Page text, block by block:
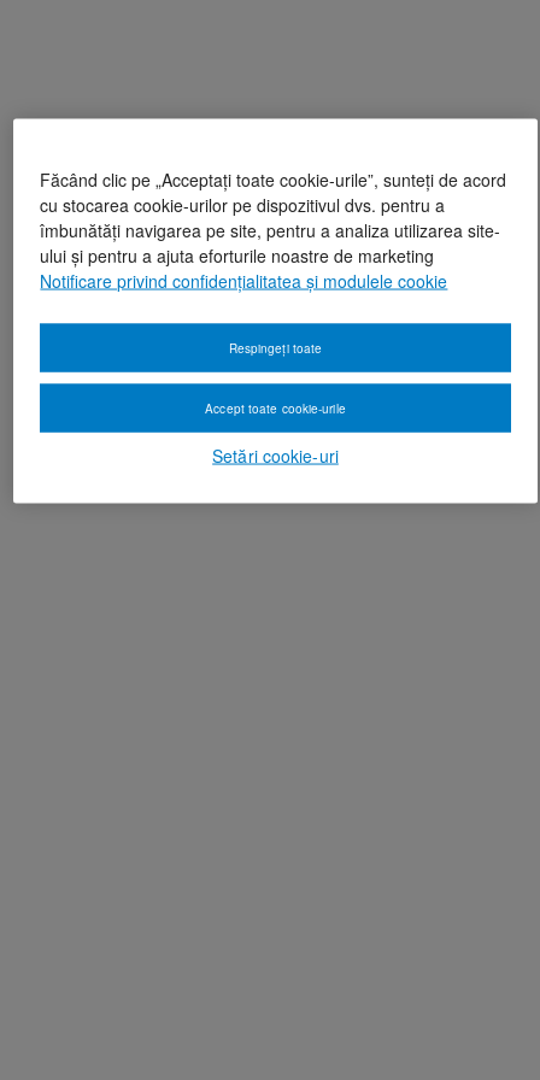
Făcând clic pe „Acceptați toate cookie-urile”, sunteți de acord
cu stocarea cookie-urilor pe dispozitivul dvs. pentru a
îmbunătăți navigarea pe site, pentru a analiza utilizarea site-
ului și pentru a ajuta eforturile noastre de marketing
Notificare privind confidențialitatea și modulele cookie
Setări cookie-uri
Respingeți toate
Accept toate cookie-urile